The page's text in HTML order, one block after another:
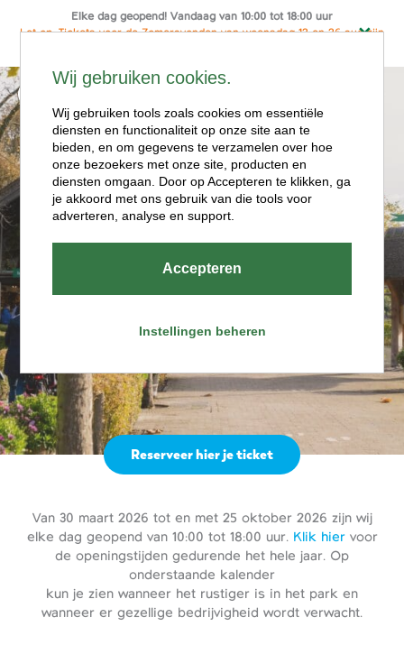
Elke dag geopend! Vandaag van 10:00 tot 18:00 uur
Let op: Tickets voor de Zomeravonden van woensdag 12 en 26 aug zijn
Ga
naar
de
inhoud
Openingstijde
n
Van 30 maart 2026 tot en met 25 oktober 2026 zijn wij
elke dag geopend van 10:00 tot 18:00 uur. Klik hiervoor
de openingstijden gedurende het hele jaar. Op
onderstaande kalender
kun je zien wanneer het rustiger is in het park en
wanneer er gezellige bedrijvigheid wordt verwacht.
Reserveer hier je ticket
Wij gebruiken cookies.
Wij gebruiken tools zoals cookies om essentiële
diensten en functionaliteit op onze site aan te
bieden, en om gegevens te verzamelen over hoe
onze bezoekers met onze site, producten en
diensten omgaan. Door op Accepteren te klikken, ga
je akkoord met ons gebruik van die tools voor
adverteren, analyse en support.
Accepteren
Instellingen beheren